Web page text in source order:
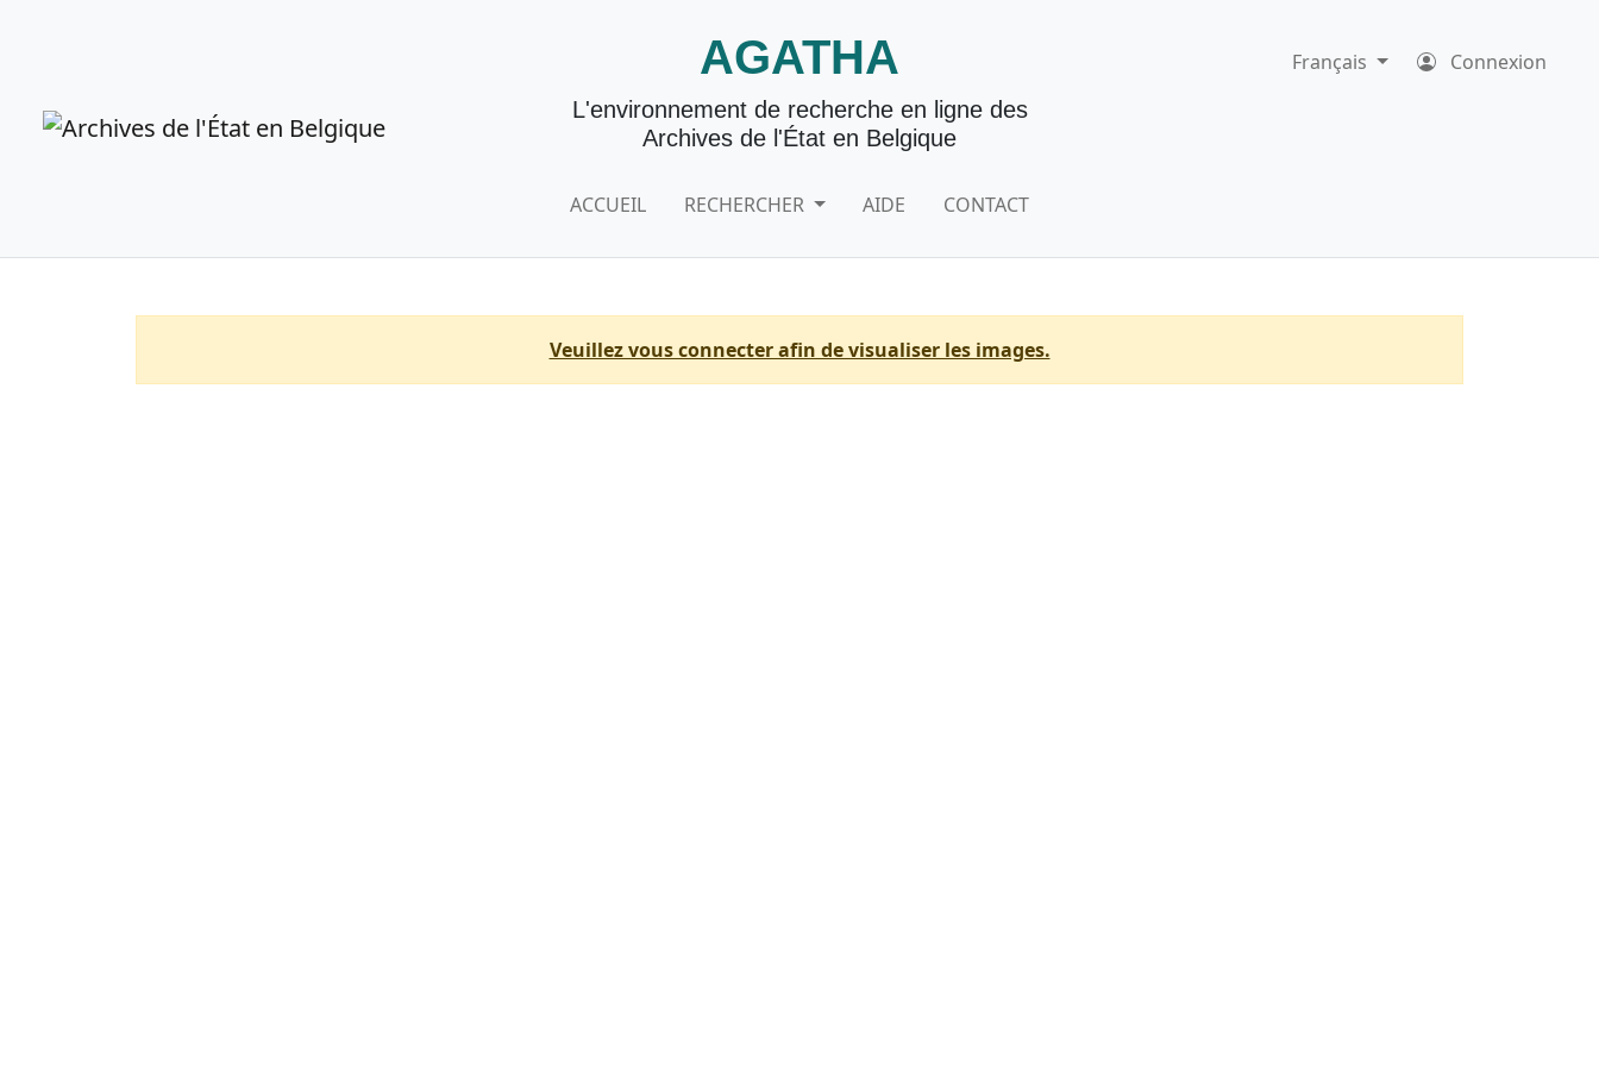
AGATHA
L'environnement de recherche en ligne des
Archives de l'État en Belgique
ACCUEIL RECHERCHER AIDE CONTACT
Français Connexion
Veuillez vous connecter afin de visualiser les images.